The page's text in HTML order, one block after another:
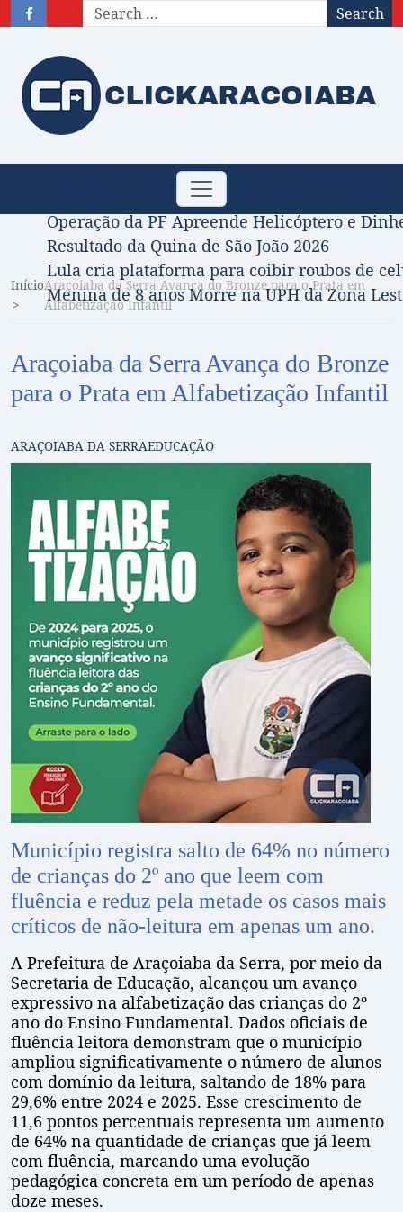
Search
Toggle
navigation
Obituário – Nota de falecimento: 31/07/2026
Comissão Aprova Projeto de Jilmar Tatto
Operação da PF Apreende Helicóptero e
Resultado da Quina de São João 2026
Lula cria plataforma para coibir roubos de
Menina de 8 anos Morre na UPH da Zona
InícioAraçoiaba da Serra Avança do Bronze para o Prata em
Alfabetização Infantil
Araçoiaba da Serra Avança do Bronze
para o Prata em Alfabetização Infantil
ARAÇOIABA DA SERRAEDUCAÇÃO
Município registra salto de 64% no número
de crianças do 2º ano que leem com
fluência e reduz pela metade os casos mais
críticos de não-leitura em apenas um ano.
A Prefeitura de Araçoiaba da Serra, por meio da
Secretaria de Educação, alcançou um avanço
expressivo na alfabetização das crianças do 2º
ano do Ensino Fundamental. Dados oficiais de
fluência leitora demonstram que o município
ampliou significativamente o número de alunos
com domínio da leitura, saltando de 18% para
29,6% entre 2024 e 2025. Esse crescimento de
11,6 pontos percentuais representa um aumento
de 64% na quantidade de crianças que já leem
com fluência, marcando uma evolução
pedagógica concreta em um período de apenas
doze meses.